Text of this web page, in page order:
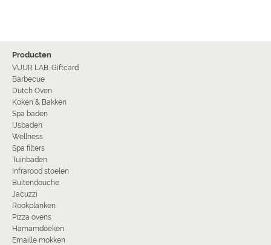
Producten
VUUR LAB. Giftcard
Barbecue
Dutch Oven
Koken & Bakken
Spa baden
IJsbaden
Wellness
Spa filters
Tuinbaden
Infrarood stoelen
Buitendouche
Jacuzzi
Rookplanken
Pizza ovens
Hamamdoeken
Emaille mokken